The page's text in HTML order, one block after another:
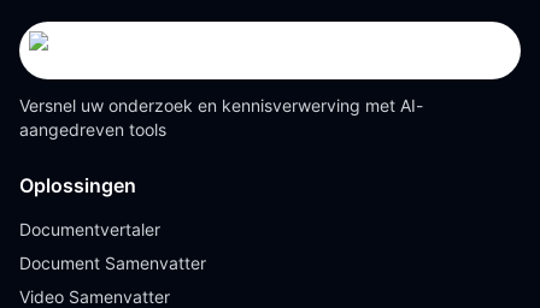
Versnel uw onderzoek en kennisverwerving met AI-
aangedreven tools
Oplossingen
Documentvertaler
Document Samenvatter
Video Samenvatter